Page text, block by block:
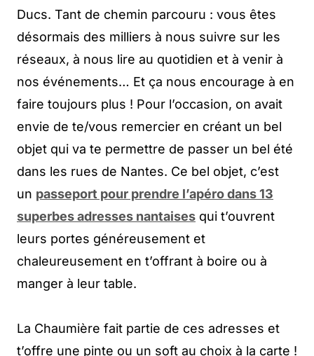
Ducs. Tant de chemin parcouru : vous êtes
désormais des milliers à nous suivre sur les
réseaux, à nous lire au quotidien et à venir à
nos événements… Et ça nous encourage à en
faire toujours plus ! Pour l’occasion, on avait
envie de te/vous remercier en créant un bel
objet qui va te permettre de passer un bel été
dans les rues de Nantes. Ce bel objet, c’est
un passeport pour prendre l’apéro dans 13
superbes adresses nantaises qui t’ouvrent
leurs portes généreusement et
chaleureusement en t’offrant à boire ou à
manger à leur table.
La Chaumière fait partie de ces adresses et
t’offre une pinte ou un soft au choix à la carte !